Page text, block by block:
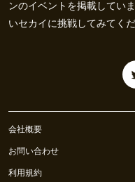
ンのイベントを掲載してい
いセカイに挑戦してみてくだ
会社概要
お問い合わせ
利用規約